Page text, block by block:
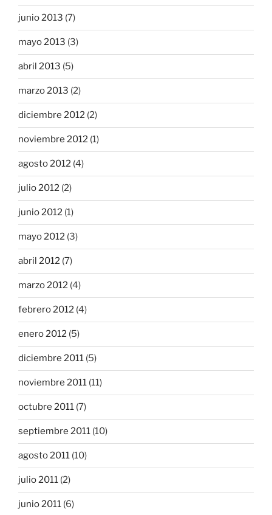
junio 2013 (7)
mayo 2013 (3)
abril 2013 (5)
marzo 2013 (2)
diciembre 2012 (2)
noviembre 2012 (1)
agosto 2012 (4)
julio 2012 (2)
junio 2012 (1)
mayo 2012 (3)
abril 2012 (7)
marzo 2012 (4)
febrero 2012 (4)
enero 2012 (5)
diciembre 2011 (5)
noviembre 2011 (11)
octubre 2011 (7)
septiembre 2011 (10)
agosto 2011 (10)
julio 2011 (2)
junio 2011 (6)